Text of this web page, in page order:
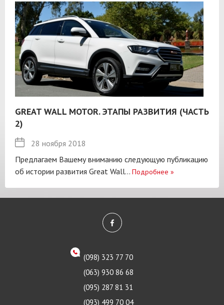
GREAT WALL MOTOR. ЭТАПЫ РАЗВИТИЯ (ЧАСТЬ
2)
28 ноября 2018
Предлагаем Вашему вниманию следующую публикацию
об истории развития Great Wall... Подробнее »
(098) 323 77 70
(063) 930 86 68
(095) 287 81 31
(093) 499 70 04